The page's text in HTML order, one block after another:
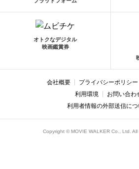
オトクなデジタル
映画鑑賞券
会社概要 プライバシーポリシー
利用環境
お問い合わ
利用者情報の外部送信につ
Copyright © MOVIE WALKER Co., Ltd. All